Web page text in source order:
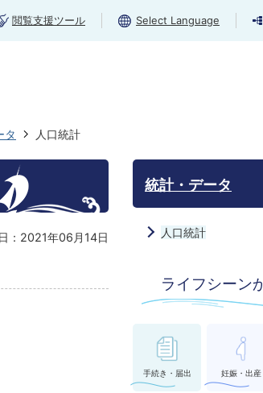
閲覧支援ツール Select Language
タ 人口統計
：2021年06月14日
統計・データ
人口統計
ライフシーン
手続き・届出 妊娠・出産